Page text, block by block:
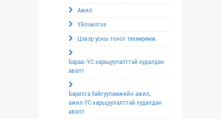
Ажил
Үйлчилгээ
Цэвэр усны тоног төхөөрөмж
Бараа -ҮС харьцуулалттай худалдан
авалт
Барилга байгууламжийн ажил,
ажил-ҮС харьцуулалттай худалдан
авалт